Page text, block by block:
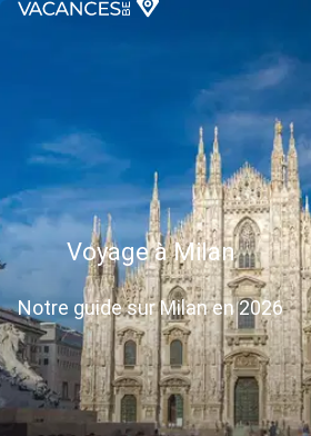
Voyage à Milan
Notre guide sur Milan en 2026